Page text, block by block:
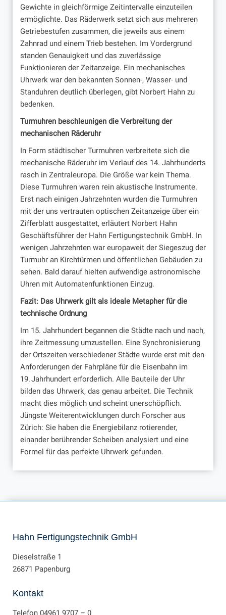
Gewichte in gleichförmige Zeitintervalle einzuteilen
ermöglichte. Das Räderwerk setzt sich aus mehreren
Getriebestufen zusammen, die jeweils aus einem
Zahnrad und einem Trieb bestehen. Im Vordergrund
standen Genauigkeit und das zuverlässige
Funktionieren der Zeitanzeige. Ein mechanisches
Uhrwerk war den bekannten Sonnen-, Wasser- und
Standuhren deutlich überlegen, gibt Norbert Hahn zu
bedenken.
Turmuhren beschleunigen die Verbreitung der
mechanischen Räderuhr
In Form städtischer Turmuhren verbreitete sich die
mechanische Räderuhr im Verlauf des 14. Jahrhunderts
rasch in Zentraleuropa. Die Größe war kein Thema.
Diese Turmuhren waren rein akustische Instrumente.
Erst nach einigen Jahrzehnten wurden die Turmuhren
mit der uns vertrauten optischen Zeitanzeige über ein
Zifferblatt ausgestattet, erläutert Norbert Hahn
Geschäftsführer der Hahn Fertigungstechnik GmbH. In
wenigen Jahrzehnten war europaweit der Siegeszug der
Turmuhr an Kirchtürmen und öffentlichen Gebäuden zu
sehen. Bald darauf hielten aufwendige astronomische
Uhren mit Automatenfunktionen Einzug.
Fazit: Das Uhrwerk gilt als ideale Metapher für die
technische Ordnung
Im 15. Jahrhundert begannen die Städte nach und nach,
ihre Zeitmessung umzustellen. Eine Synchronisierung
der Ortszeiten verschiedener Städte wurde erst mit den
Anforderungen der Fahrpläne für die Eisenbahn im
19. Jahrhundert erforderlich. Alle Bauteile der Uhr
bilden das Uhrwerk, das genau arbeitet. Die Technik
macht dies möglich und scheint unerschöpflich.
Jüngste Weiterentwicklungen durch Forscher aus
Zürich: Sie haben die Energiebilanz rotierender,
einander berührender Scheiben analysiert und eine
Formel für das perfekte Uhrwerk gefunden.
Hahn Fertigungstechnik GmbH
Dieselstraße 1
26871 Papenburg
Kontakt
Telefon 04961 9707 – 0